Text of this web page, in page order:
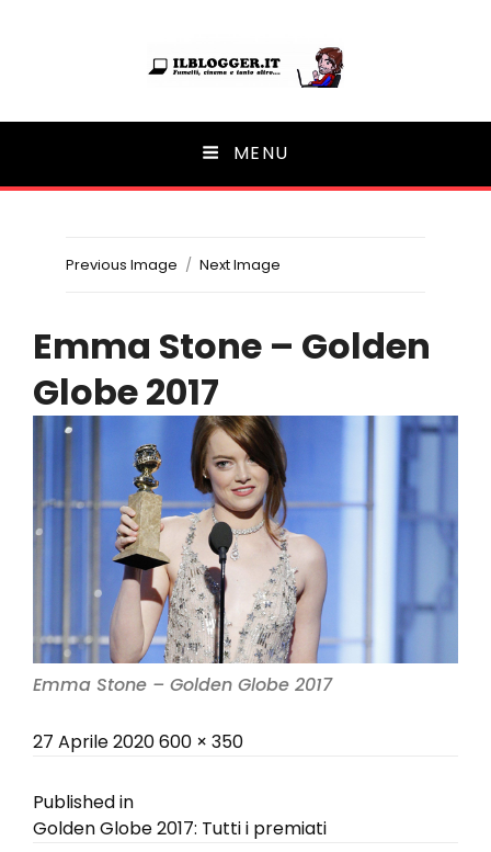
Ilblogger.it
Il portalino di blog | MENU
Previous Image Next Image
Emma Stone – Golden
Globe 2017
Emma Stone – Golden Globe 2017
Posted
27 Aprile 2020Full
600 × 350
Navigazione
Published in
Golden Globe 2017: Tutti i premiati